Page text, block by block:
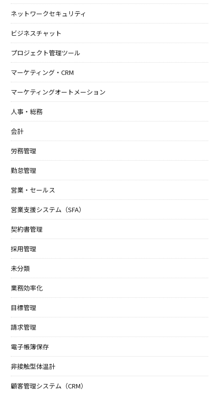
ネットワークセキュリティ
ビジネスチャット
プロジェクト管理ツール
マーケティング・CRM
マーケティングオートメーション
人事・総務
会計
労務管理
勤怠管理
営業・セールス
営業支援システム（SFA）
契約書管理
採用管理
未分類
業務効率化
目標管理
請求管理
電子帳簿保存
非接触型体温計
顧客管理システム（CRM）